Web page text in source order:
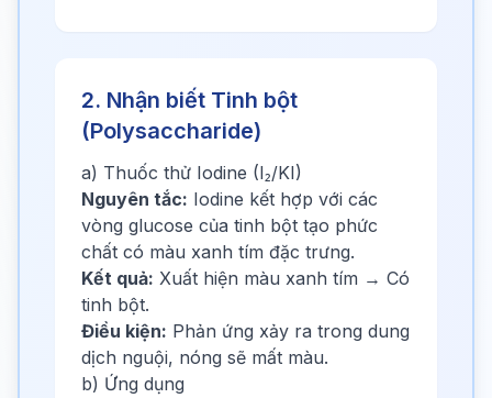
2. Nhận biết Tinh bột
(Polysaccharide)
a) Thuốc thử Iodine (I₂/KI)
Nguyên tắc: Iodine kết hợp với các
vòng glucose của tinh bột tạo phức
chất có màu xanh tím đặc trưng.
Kết quả: Xuất hiện màu xanh tím → Có
tinh bột.
Điều kiện: Phản ứng xảy ra trong dung
dịch nguội, nóng sẽ mất màu.
b) Ứng dụng